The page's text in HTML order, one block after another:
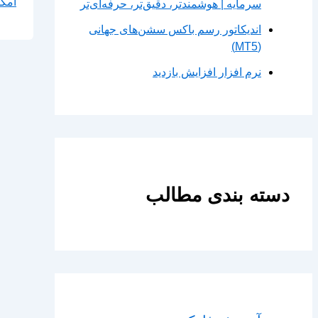
سرمایه | هوشمندتر، دقیق‌تر، حرفه‌ای‌تر
اندیکاتور رسم باکس سشن‌های جهانی
(MT5)
نرم افزار افزایش بازدید
دسته بندی مطالب